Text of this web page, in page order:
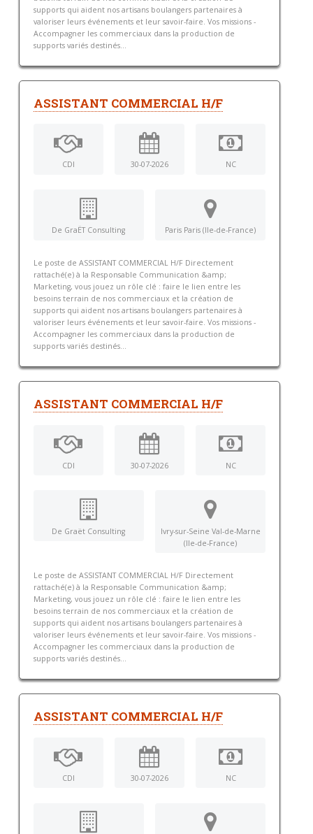
supports qui aident nos artisans boulangers partenaires à
valoriser leurs événements et leur savoir-faire. Vos missions -
Accompagner les commerciaux dans la production de
supports variés destinés...
ASSISTANT COMMERCIAL H/F
CDI 30-07-2026 NC
De GraËT Consulting Paris Paris (Ile-de-France)
Le poste de ASSISTANT COMMERCIAL H/F Directement
rattaché(e) à la Responsable Communication &amp;
Marketing, vous jouez un rôle clé : faire le lien entre les
besoins terrain de nos commerciaux et la création de
supports qui aident nos artisans boulangers partenaires à
valoriser leurs événements et leur savoir-faire. Vos missions -
Accompagner les commerciaux dans la production de
supports variés destinés...
ASSISTANT COMMERCIAL H/F
CDI 30-07-2026 NC
De Graët Consulting
Ivry-sur-Seine Val-de-Marne
(Ile-de-France)
Le poste de ASSISTANT COMMERCIAL H/F Directement
rattaché(e) à la Responsable Communication &amp;
Marketing, vous jouez un rôle clé : faire le lien entre les
besoins terrain de nos commerciaux et la création de
supports qui aident nos artisans boulangers partenaires à
valoriser leurs événements et leur savoir-faire. Vos missions -
Accompagner les commerciaux dans la production de
supports variés destinés...
ASSISTANT COMMERCIAL H/F
CDI 30-07-2026 NC